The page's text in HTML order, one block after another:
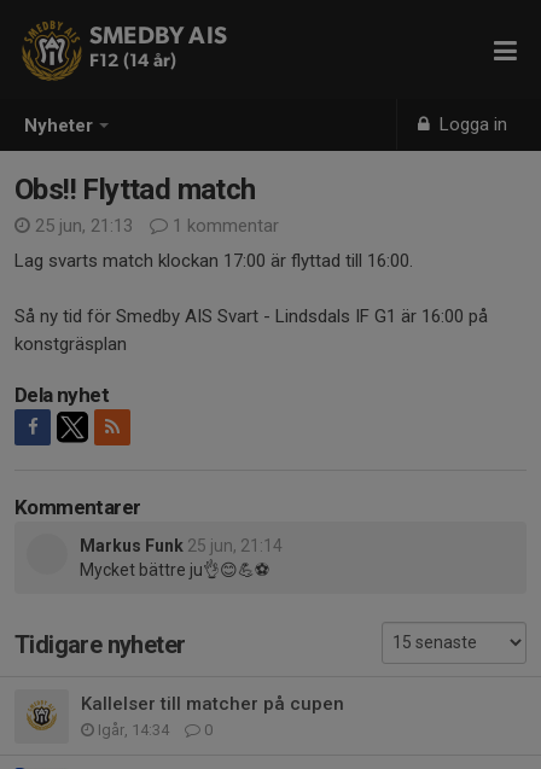
Nyheter Logga in
SMEDBY AIS
F12 (14 år)
Obs!! Flyttad match
25 jun, 21:13
1 kommentar
Lag svarts match klockan 17:00 är flyttad till 16:00.
Så ny tid för Smedby AIS Svart - Lindsdals IF G1 är 16:00 på
konstgräsplan
Dela nyhet
Kommentarer
Markus Funk 25 jun, 21:14
Mycket bättre ju👌😊💪⚽️
Tidigare nyheter
Kallelser till matcher på cupen
Igår, 14:34 0